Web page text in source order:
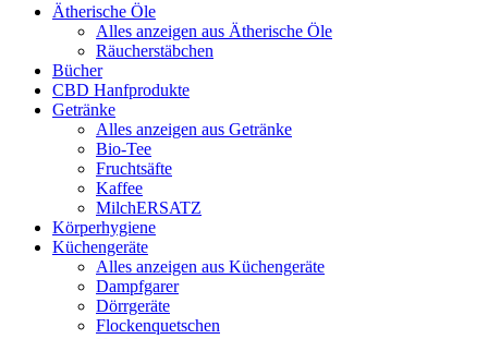
Ätherische Öle
Alles anzeigen aus Ätherische Öle
Räucherstäbchen
Bücher
CBD Hanfprodukte
Getränke
Alles anzeigen aus Getränke
Bio-Tee
Fruchtsäfte
Kaffee
MilchERSATZ
Körperhygiene
Küchengeräte
Alles anzeigen aus Küchengeräte
Dampfgarer
Dörrgeräte
Flockenquetschen